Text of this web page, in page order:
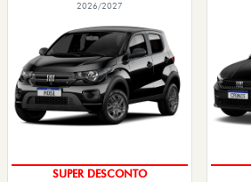
2026/2027
SUPER DESCONTO